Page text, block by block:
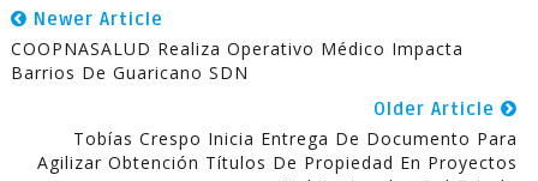
Newer Article
COOPNASALUD Realiza Operativo Médico Impacta
Barrios De Guaricano SDN
Older Article
Tobías Crespo Inicia Entrega De Documento Para
Agilizar Obtención Títulos De Propiedad En Proyectos